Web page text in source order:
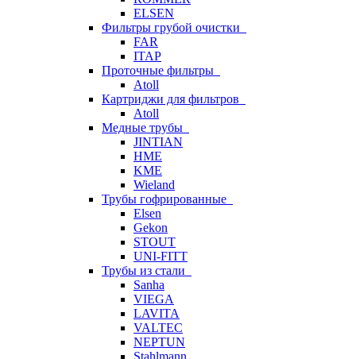
ELSEN
Фильтры грубой очистки
FAR
ITAP
Проточные фильтры
Atoll
Картриджи для фильтров
Atoll
Медные трубы
JINTIAN
HME
KME
Wieland
Трубы гофрированные
Elsen
Gekon
STOUT
UNI-FITT
Трубы из стали
Sanha
VIEGA
LAVITA
VALTEC
NEPTUN
Stahlmann